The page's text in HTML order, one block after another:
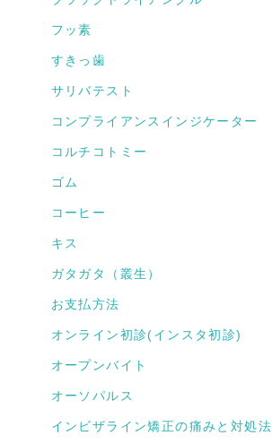
フッ素
すきっ歯
サリバテスト
コンプライアンスインジケーター
コルチコトミー
ゴム
コーヒー
キス
ガタガタ（叢生）
お支払方法
オンライン初診(インスタ初診)
オープンバイト
オーソパルス
インビザライン矯正の痛みと対処法